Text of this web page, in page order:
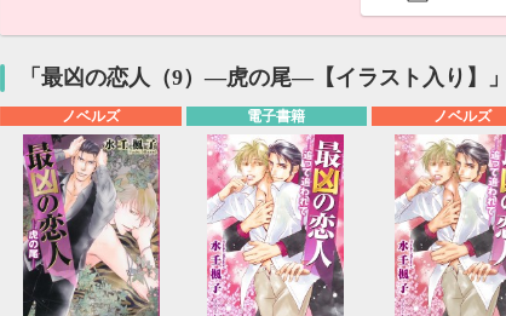
「最凶の恋人（9）―虎の尾―【イラスト入り】
ノベルズ 電子書籍 ノベルズ